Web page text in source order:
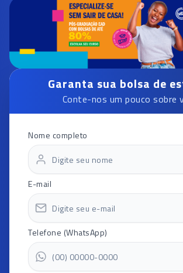
Garanta sua bolsa de
Conte-nos um pouco sobre
Nome completo
E-mail
Telefone (WhatsApp)